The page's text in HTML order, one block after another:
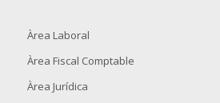
Àrea Laboral
Àrea Fiscal Comptable
Àrea Jurídica